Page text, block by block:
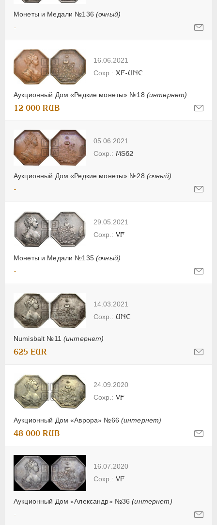
Монеты и Медали №136 (очный)
-
16.06.2021
Аукционный Дом «Редкие монеты» №18 (интернет)
XF-UNC
12 000 RUB
05.06.2021
Аукционный Дом «Редкие монеты» №28 (очный)
MS62
-
29.05.2021
Монеты и Медали №135 (очный)
VF
-
14.03.2021
Numisbalt №11 (интернет)
UNC
625 EUR
24.09.2020
Аукционный Дом «Аврора» №66 (интернет)
VF
48 000 RUB
16.07.2020
Аукционный Дом «Александр» №36(интернет)
VF
-